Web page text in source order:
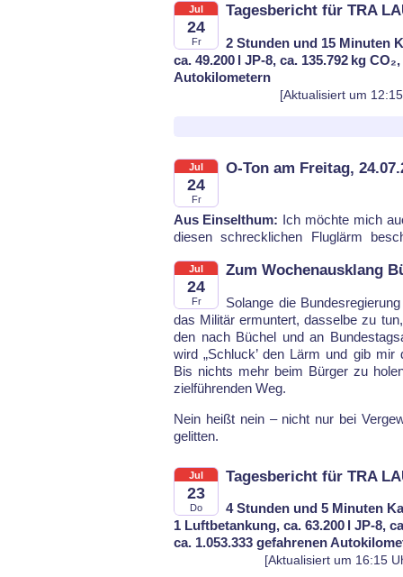
Jul
24
Fr
Tagesbericht für TRA
2 Stunden und 15 Minuten
ca. 49.200 l JP-8, ca. 135.792 kg
Autokilometern
[Aktualisiert um
Jul
24
Fr
O-Ton am Freitag,
Aus Einselthum: Ich möch­te mich
die­sen schreck­li­chen Flug­lärm
Jul
24
Fr
Zum Wochenausklang
So­lan­ge die
das Mi­li­tär er­mun­tert, das­sel­be zu
den nach Bü­chel und an
wird „Schluck’ den Lärm und gib mir
Bis nichts mehr beim Bür­ger zu
ziel­führen­den Weg.
Nein heißt nein – nicht nur bei
ge­lit­ten.
Jul
23
Do
Tagesbericht für TRA
4 Stunden und 5 Minuten
1 Luftbetankung, ca. 63.200 l JP-8,
ca. 1.053.333 gefahrenen
[Aktualisiert um 16:15